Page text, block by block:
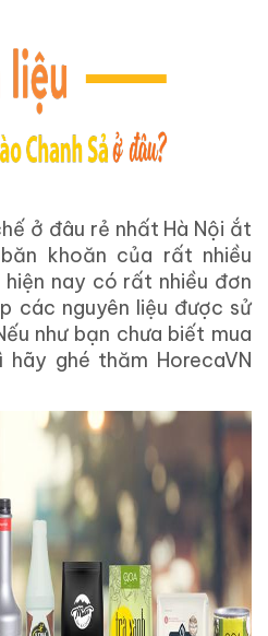
ở đâu rẻ nhất Hà Nội ắt
khoăn của rất nhiều
nay có rất nhiều đơn
các nguyên liệu được sử
như bạn chưa biết mua
ghé thăm HorecaVN